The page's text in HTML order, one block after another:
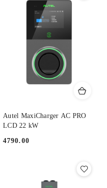
Autel MaxiCharger AC PRO
LCD 22 kW
Cena:
4790.00